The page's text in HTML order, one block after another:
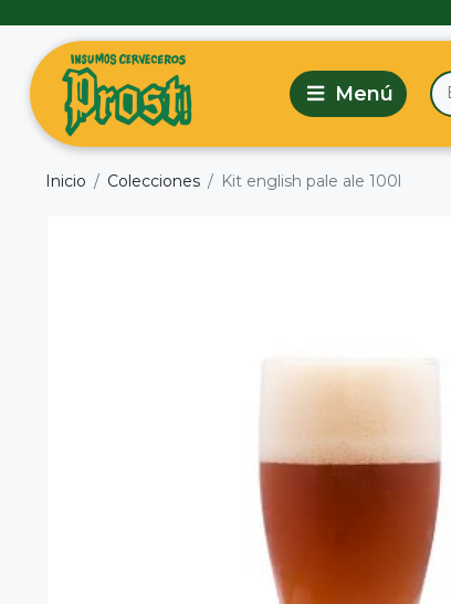
Inicio Colecciones Kit english pale ale 100l